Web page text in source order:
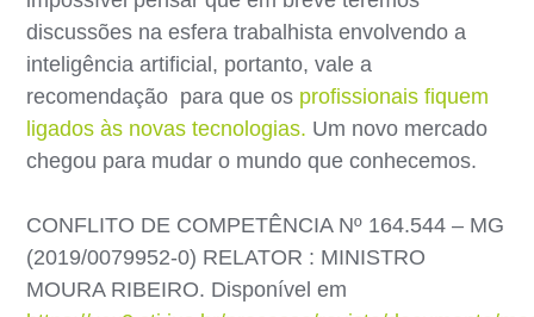
discussões na esfera trabalhista envolvendo a
inteligência artificial, portanto, vale a
recomendação para que os profissionais fiquem
ligados às novas tecnologias. Um novo mercado
chegou para mudar o mundo que conhecemos.
CONFLITO DE COMPETÊNCIA Nº 164.544 – MG
(2019/0079952-0) RELATOR : MINISTRO
MOURA RIBEIRO. Disponível em